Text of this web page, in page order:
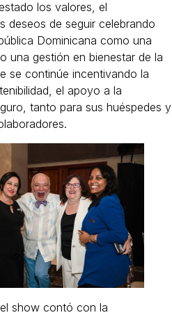
los valores, el
deseos de seguir celebrando
Dominicana como una
una gestión en bienestar de la
se continúe incentivando la
el apoyo a la
tanto para sus huéspedes y
show contó con la